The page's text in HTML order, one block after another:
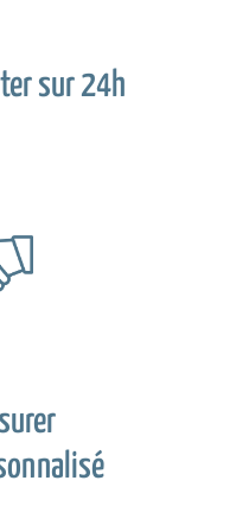
sur 24h